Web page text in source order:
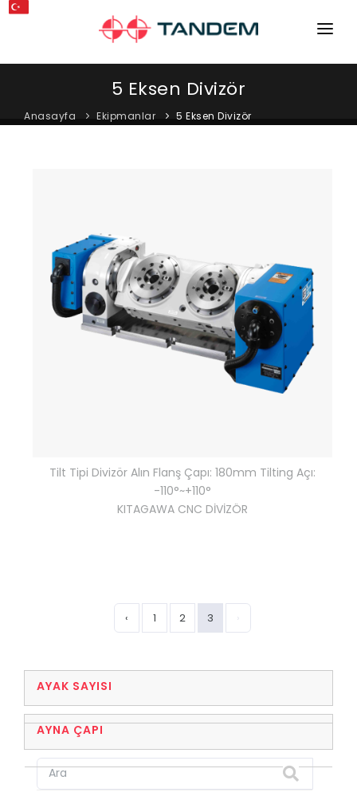
ANA SAYFA
BLOG
MAĞAZA
İLETIŞIM
5 Eksen Divizör
Anasayfa Ekipmanlar 5 Eksen Divizör
Tilt Tipi Divizör Alın Flanş Çapı: 180mm Tilting Açı:
-110°~+110°
KITAGAWA CNC DİVİZÖR
‹ 1 2 3 ›
AYAK SAYISI
AYNA ÇAPI